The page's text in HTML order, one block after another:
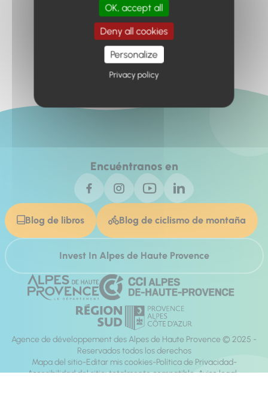
Retour à l'accueil
Encuéntranos en
Blog de libros Blog de ciclismo de montaña
Invest In Alpes de Haute Provence
Agence de développement des Alpes de Haute Provence © 2025 -
Reservados todos los derechos
Mapa del sitio Editar mis cookies Política de Privacidad
Accesibilidad del sitio: totalmente compatible Aviso legal
OK, accept all
Deny all cookies
Personalize
Privacy policy